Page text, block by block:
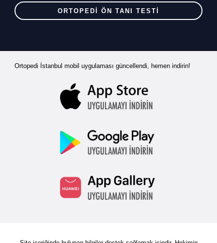
ORTOPEDİ ÖN TANI TESTİ
Ortopedi İstanbul mobil uygulaması güncellendi, hemen indirin!